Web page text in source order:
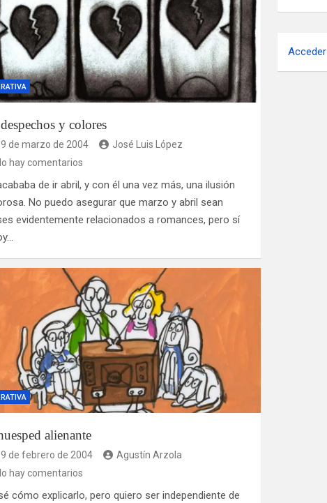
y colores
de marzo de 2004
José Luis López
hay comentarios
de ir abril, y con él una vez más, una ilusión
No puedo asegurar que marzo y abril sean
evidentemente relacionados a romances, pero sí
alienante
de febrero de 2004
Agustín Arzola
hay comentarios
cómo explicarlo, pero quiero ser independiente de
Acceder